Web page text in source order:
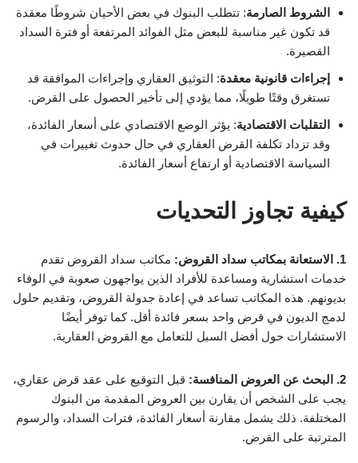
الشروط الصارمة: تتطلب البنوك في بعض الأحيان شروطًا معقدة
قد تكون غير مناسبة للبعض مثل الفوائد المرتفعة أو فترة السداد
القصيرة.
إجراءات قانونية معقدة: التوثيق العقاري وإجراءات الموافقة قد
تستغرق وقتًا طويلًا، مما يؤدي إلى تأخير الحصول على القرض.
التقلبات الاقتصادية: يؤثر الوضع الاقتصادي على أسعار الفائدة،
وقد تزداد تكلفة القرض العقاري في حال حدوث تغييرات في
السياسة الاقتصادية أو ارتفاع أسعار الفائدة.
كيفية تجاوز التحديات
1. الاستعانة بمكاتب سداد القروض:
مكاتب سداد القروض تقدم
خدمات استشارية ومساعدة للأفراد الذين يواجهون صعوبة في الوفاء
بديونهم. هذه المكاتب تساعد في إعادة جدولة القروض، وتقديم حلول
لدمج الديون في قرض واحد بسعر فائدة أقل. كما توفر أيضًا
الاستشارات حول أفضل السبل للتعامل مع القروض العقارية.
2. البحث عن العروض المنافسة:
قبل التوقيع على عقد قرض عقاري،
يجب على الشخص أن يقارن بين العروض المقدمة من البنوك
المختلفة. ذلك يشمل مقارنة أسعار الفائدة، فترات السداد، والرسوم
المترتبة على القرض.